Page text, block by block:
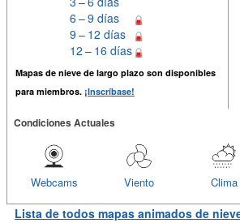
6 – 9 días
9 – 12 días
12 – 16 días
Mapas de nieve de largo plazo son disponibles
para miembros. ¡Inscríbase!
Condiciones Actuales
Clima
Viento
Webcams
Lista de todos mapas animados de